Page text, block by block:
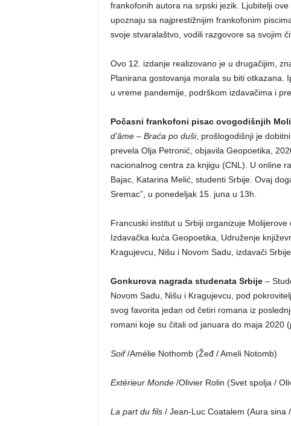
frankofonih autora na srpski jezik. Ljubitelji
upoznaju sa najprestižnijim frankofonim
svoje stvaralaštvo, vodili razgovore sa svojim
Ovo 12. izdanje realizovano je u drugačijim,
Planirana gostovanja morala su biti otkazana.
u vreme pandemije, podrškom izdavačima i
Počasni frankofoni pisac ovogodišnjih
d’âme – Braća po duši, prošlogodišnji je
prevela Olja Petronić, objavila Geopoetika,
nacionalnog centra za knjigu (CNL). U online
Bajac, Katarina Melić, studenti Srbije. Ovaj
Sremac”, u ponedeljak 15. juna u 13h.
Francuski institut u Srbiji organizuje
Izdavačka kuća Geopoetika, Udruženje
Kragujevcu, Nišu i Novom Sadu, izdavači
Gonkurova nagrada studenata Srbije–
Novom Sadu, Nišu i Kragujevcu, pod
svog favorita jedan od četiri romana iz
romani koje su čitali od januara do maja 2020
Soif/Amélie Nothomb (Žeđ / Ameli Notomb)
Extérieur Monde /Olivier Rolin (Svet spolja /
La part du fils/ Jean-Luc Coatalem (Aura sina